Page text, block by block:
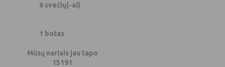
6 svečių(-ai)
1 botas
Mūsų nariais jau tapo
15191